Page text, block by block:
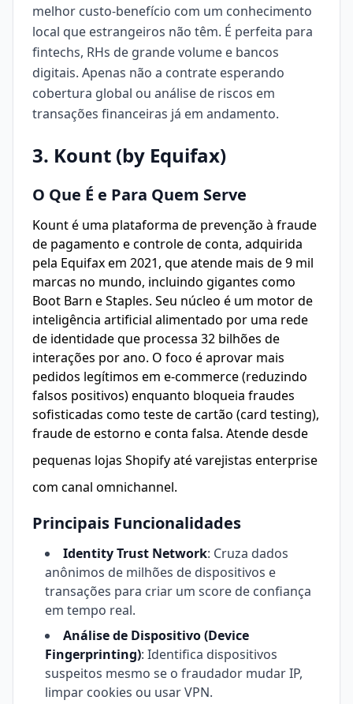
melhor custo-benefício com um conhecimento
local que estrangeiros não têm. É perfeita para
fintechs, RHs de grande volume e bancos
digitais. Apenas não a contrate esperando
cobertura global ou análise de riscos em
transações financeiras já em andamento.
3. Kount (by Equifax)
O Que É e Para Quem Serve
Kount é uma plataforma de prevenção à fraude
de pagamento e controle de conta, adquirida
pela Equifax em 2021, que atende mais de 9 mil
marcas no mundo, incluindo gigantes como
Boot Barn e Staples. Seu núcleo é um motor de
inteligência artificial alimentado por uma rede
de identidade que processa 32 bilhões de
interações por ano. O foco é aprovar mais
pedidos legítimos em e-commerce (reduzindo
falsos positivos) enquanto bloqueia fraudes
sofisticadas como teste de cartão (card testing),
fraude de estorno e conta falsa. Atende desde
pequenas lojas Shopifyaté varejistas enterprise
com canal omnichannel.
Principais Funcionalidades
Identity Trust Network: Cruza dados
anônimos de milhões de dispositivos e
transações para criar um score de confiança
em tempo real.
Análise de Dispositivo (Device
Fingerprinting): Identifica dispositivos
suspeitos mesmo se o fraudador mudar IP,
limpar cookies ou usar VPN.